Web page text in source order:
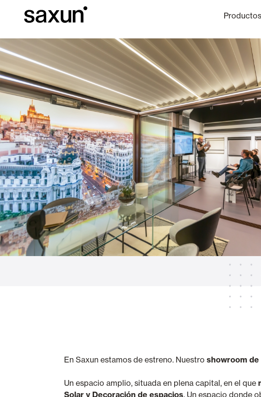
Productos
Persianas enrollables y cajones Pérgolas
Cortinas de Cristal Alicantinas y Cortinas
Hoteles, restaurantes y cafeterías Oficinas
Descargas Información Técnica
Sobre Nosotros Canal Ético
En Saxun estamos de estreno. Nuestro showroom de
Un espacio amplio, situada en plena capital, en el que
Solar y Decoración de espacios. Un espacio donde